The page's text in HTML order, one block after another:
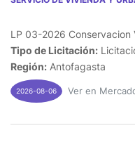
LP 03-2026 Conservacion
Tipo de Licitación:
Región: Antofagasta
2026-08-06 Ver en